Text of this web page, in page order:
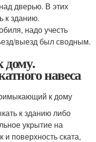
дверью. В этих
к зданию.
надо учесть
выезд был сводным.
дому.
навеса
к дому
к зданию либо
укрытие на
поверхность ската,